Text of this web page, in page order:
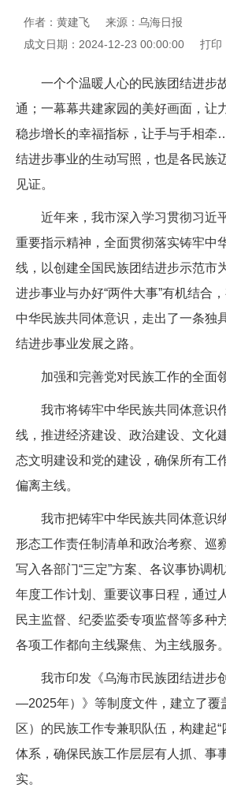
作者：黄建飞
来源：乌海日报
成文日期：2024-12-23 00:00:00
打印
一个个温暖人心的民族团结进步
通；一幕幕共建家园的美好画面，让
稳步增长的幸福指标，让手与手相
结进步事业的生动写照，也是各民族
见证。
近年来，我市深入学习贯彻习近
重要指示精神，全面贯彻落实铸牢中
线，以创建全国民族团结进步示范市
进步事业与办好“两件大事”有机结合
中华民族共同体意识，走出了一条独
结进步事业发展之路。
加强和完善党对民族工作的全面
我市将铸牢中华民族共同体意识
线，推进经济建设、政治建设、文化
态文明建设和党的建设，确保所有工
偏离主线。
我市把铸牢中华民族共同体意识
形态工作责任制清单和政治考察、巡
写入各部门“三定”方案、各议事协调
年度工作计划、重要议事日程，通过
民主监督、纪委监委专项监督等多种
各项工作都向主线聚焦、为主线服务。
我市印发《乌海市民族团结进步
—2025年）》等制度文件，建立了覆
区）的民族工作专兼职队伍，构建起“
体系，确保民族工作层层有人抓、事
实。